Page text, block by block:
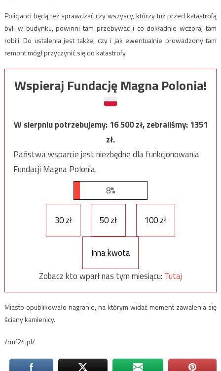
Policjanci będą też sprawdzać czy wszyscy, którzy tuż przed katastrofą
byli w budynku, powinni tam przebywać i co dokładnie wczoraj tam
robili. Do ustalenia jest także, czy i jak ewentualnie prowadzony tam
remont mógł przyczynić się do katastrofy.
Wspieraj Fundację Magna Polonia!
W sierpniu potrzebujemy:16 500zł, zebraliśmy:1351
zł.
Państwa wsparcie jest niezbędne dla funkcjonowania
Fundacji Magna Polonia.
8%
30 zł 50 zł 100 zł
Inna kwota
Zobacz kto wparł nas tym miesiącu: Tutaj
Miasto opublikowało nagranie, na którym widać moment zawalenia się
ściany kamienicy.
/rmf24.pl/